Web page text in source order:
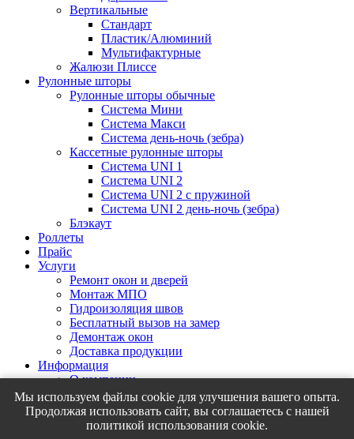
Мы используем файлы cookie для улучшения вашего опыта.
Продолжая использовать сайт, вы соглашаетесь с нашей
политикой использования cookie.
Вертикальные
Стандарт
Пластик/Алюминий
Мультифактурные
Жалюзи Плиссе
Рулонные шторы
Рулонные шторы обычные
Система Мини
Система Макси
Система день-ночь (зебра)
Кассетные рулонные шторы
Система UNI 1
Система UNI 2
Система UNI 2 с пружиной
Система UNI 2 день-ночь (зебра)
Блэкаут
Роллеты
Прайс
Услуги
Ремонт окон и дверей
Монтаж МПО
Гидроизоляция швов
Бесплатный вызов на замер
Демонтаж окон
Доставка продукции
Информация
О компании
Галерея
Полезно знать
Словарь терминов